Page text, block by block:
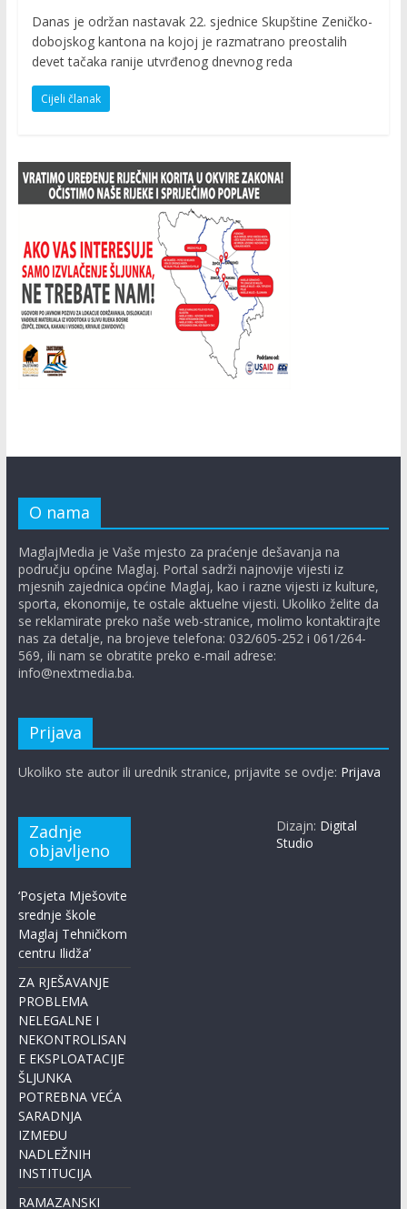
Danas je održan nastavak 22. sjednice Skupštine Zeničko-
dobojskog kantona na kojoj je razmatrano preostalih
devet tačaka ranije utvrđenog dnevnog reda
Cijeli članak
O nama
MaglajMedia je Vaše mjesto za praćenje dešavanja na
području općine Maglaj. Portal sadrži najnovije vijesti iz
mjesnih zajednica općine Maglaj, kao i razne vijesti iz kulture,
sporta, ekonomije, te ostale aktuelne vijesti. Ukoliko želite da
se reklamirate preko naše web-stranice, molimo kontaktirajte
nas za detalje, na brojeve telefona: 032/605-252 i 061/264-
569, ili nam se obratite preko e-mail adrese:
info@nextmedia.ba.
Prijava
Ukoliko ste autor ili urednik stranice, prijavite se ovdje: Prijava
Zadnje
objavljeno
‘Posjeta Mješovite
srednje škole
Maglaj Tehničkom
centru Ilidža’
ZA RJEŠAVANJE
PROBLEMA
NELEGALNE I
NEKONTROLISAN
E EKSPLOATACIJE
ŠLJUNKA
POTREBNA VEĆA
SARADNJA
IZMEĐU
NADLEŽNIH
INSTITUCIJA
RAMAZANSKI
Dizajn: Digital
Studio